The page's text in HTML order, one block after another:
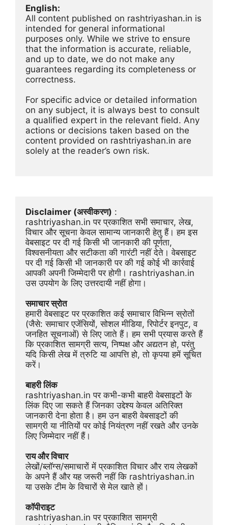
English:
All content published on rashtriyashan.in is
intended for general informational
purposes only. While we strive to ensure
that the information is accurate, reliable,
and up to date, we do not make any
guarantees regarding its completeness or
correctness.
For specific advice or detailed information
on any subject, it is always best to consult
a qualified expert in the relevant field. Any
actions or decisions taken based on the
content provided on rashtriyashan.in are
solely at the reader’s own risk.
Disclaimer (अस्वीकरण) :
rashtriyashan.in पर प्रकाशित सभी समाचार, लेख,
विचार और सूचना केवल सामान्य जानकारी हेतु हैं। हम इस
वेबसाइट पर दी गई किसी भी जानकारी की पूर्णता,
विश्वसनीयता और सटीकता की गारंटी नहीं देते। वेबसाइट
पर दी गई किसी भी जानकारी पर की गई कोई भी कार्रवाई
आपकी अपनी जिम्मेदारी पर होगी। rashtriyashan.in
उस उपयोग के लिए उत्तरदायी नहीं होगा।
समाचार स्रोत
हमारी वेबसाइट पर प्रकाशित कई समाचार विभिन्न स्रोतों
(जैसे: समाचार एजेंसियों, सोशल मीडिया, रिपोर्टर इनपुट, व
जनहित सूचनाओं) से लिए जाते हैं। हम सभी प्रयास करते हैं
कि प्रकाशित सामग्री सत्य, निष्पक्ष और अद्यतन हो, परंतु
यदि किसी लेख में त्रुटि या आपत्ति हो, तो कृपया हमें सूचित
करें।
बाहरी लिंक
rashtriyashan.in पर कभी-कभी बाहरी वेबसाइटों के
लिंक दिए जा सकते हैं जिनका उद्देश्य केवल अतिरिक्त
जानकारी देना होता है। हम उन बाहरी वेबसाइटों की
सामग्री या नीतियों पर कोई नियंत्रण नहीं रखते और उनके
लिए जिम्मेदार नहीं हैं।
राय और विचार
लेखों/ब्लॉग्स/समाचारों में प्रकाशित विचार और राय लेखकों
के अपने हैं और यह जरूरी नहीं कि rashtriyashan.in
या उसके टीम के विचारों से मेल खाते हों।
कॉपीराइट
rashtriyashan.in पर प्रकाशित सामग्री